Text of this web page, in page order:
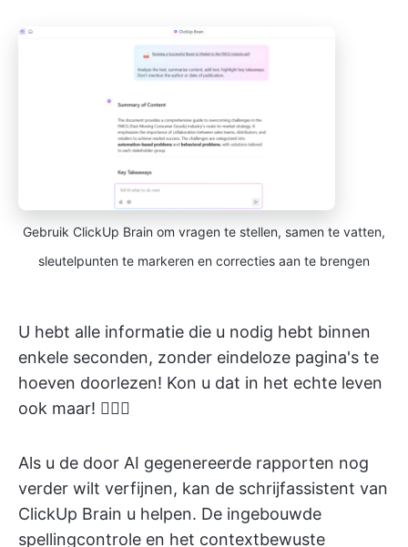
Gebruik ClickUp Brain om vragen te stellen, samen te vatten,
sleutelpunten te markeren en correcties aan te brengen
U hebt alle informatie die u nodig hebt binnen
enkele seconden, zonder eindeloze pagina's te
hoeven doorlezen! Kon u dat in het echte leven
ook maar! 👇🏼🤭
Als u de door AI gegenereerde rapporten nog
verder wilt verfijnen, kan de schrijfassistent van
ClickUp Brain u helpen. De ingebouwde
spellingcontrole en het contextbewuste